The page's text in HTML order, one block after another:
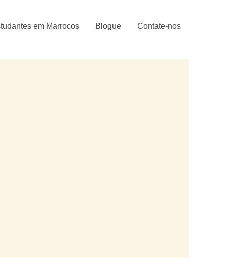
em Marrocos Blogue Contate-nos